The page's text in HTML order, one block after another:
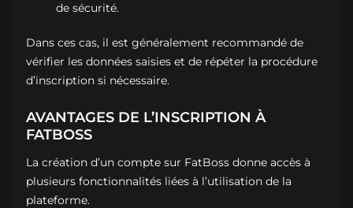
de sécurité.
Dans ces cas, il est généralement recommandé de
vérifier les données saisies et de répéter la procédure
d’inscription si nécessaire.
AVANTAGES DE L’INSCRIPTION À
FATBOSS
La création d’un compte sur FatBoss donne accès à
plusieurs fonctionnalités liées à l’utilisation de la
plateforme.